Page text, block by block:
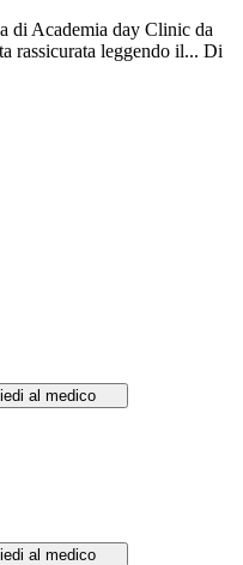
di Academia day Clinic da
rassicurata leggendo il... Di
al medico
al medico